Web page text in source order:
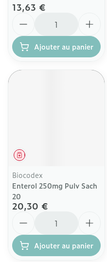
13,63 €
Ajouter au panier
Médicament
Biocodex
Enterol 250mg Pulv Sach
20
20,30 €
Ajouter au panier